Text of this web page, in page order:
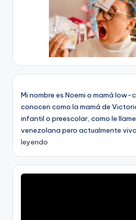
Mi nombre es Noemi o mamá low-
conocen como la mamá de
infantil o preescolar, como le
venezolana pero actualmente
leyendo